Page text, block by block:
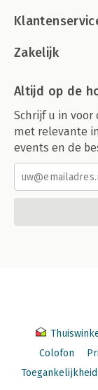
Zakelijk
Altijd op de
Schrijf u in
met relevante
events en de
Colofon